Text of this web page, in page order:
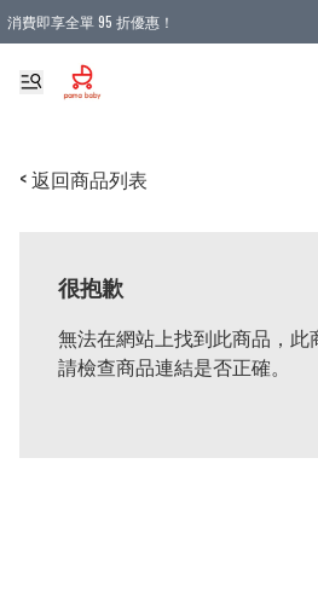
消費即享全單 95 折優惠！
購物滿 HKD 900.00即享免運費優惠！（適用於
< 返回商品列表
很抱歉
無法在網站上找到此商品，此
請檢查商品連結是否正確。